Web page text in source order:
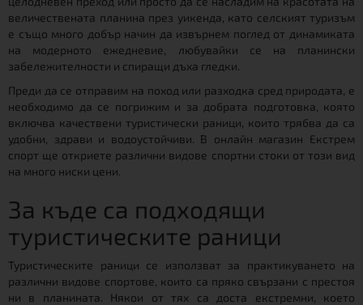
величествената планина през уикенда, като селският туризъм
е също много добър начин да извърнем поглед от динамиката
на модерното ежедневие, любувайки се на планински
забележителности и спиращи дъха гледки.
Преди да се отправим на поход или разходка сред природата, е
необходимо да се погрижим и за добрата подготовка, която
включва качествени туристически раници, които трябва да са
удобни, здрави и водоустойчиви. В онлайн магазин Екстрем
спорт ще откриете различни видове спортни стоки от този вид
на много ниски цени.
За къде са подходящи
туристическите раници
Туристическите раници се използват за практикуването на
различни видове спортове, които са пряко свързани с престоя
ни в планината. Някои от тях са доста екстремни, което